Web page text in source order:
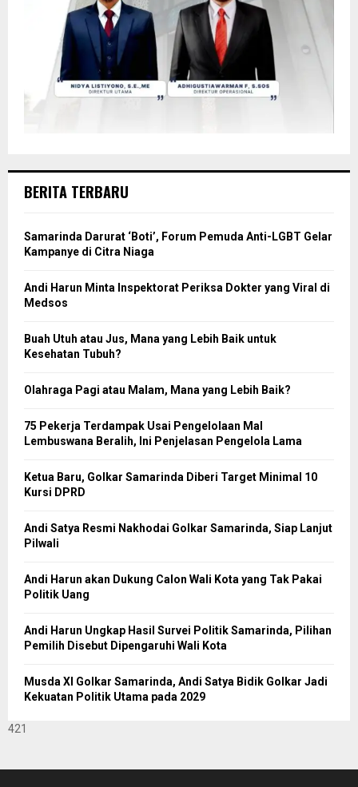
BERITA TERBARU
Samarinda Darurat ‘Boti’, Forum Pemuda Anti-LGBT Gelar
Kampanye di Citra Niaga
Andi Harun Minta Inspektorat Periksa Dokter yang Viral di
Medsos
Buah Utuh atau Jus, Mana yang Lebih Baik untuk
Kesehatan Tubuh?
Olahraga Pagi atau Malam, Mana yang Lebih Baik?
75 Pekerja Terdampak Usai Pengelolaan Mal
Lembuswana Beralih, Ini Penjelasan Pengelola Lama
Ketua Baru, Golkar Samarinda Diberi Target Minimal 10
Kursi DPRD
Andi Satya Resmi Nakhodai Golkar Samarinda, Siap Lanjut
Pilwali
Andi Harun akan Dukung Calon Wali Kota yang Tak Pakai
Politik Uang
Andi Harun Ungkap Hasil Survei Politik Samarinda, Pilihan
Pemilih Disebut Dipengaruhi Wali Kota
Musda XI Golkar Samarinda, Andi Satya Bidik Golkar Jadi
Kekuatan Politik Utama pada 2029
421